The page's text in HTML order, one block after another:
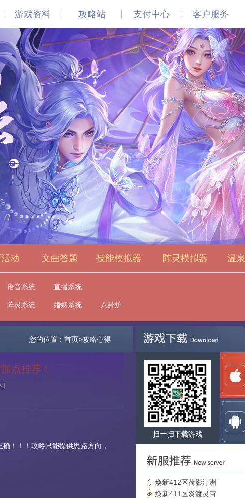
游戏资料 攻略站
游戏资讯
攻略心得
最新活动
文曲答题
技能模拟器
阵灵模拟器
支付中心 客户服务
动 文曲答题 技能模拟器 阵灵模拟器 温
语音系统 直播系统
阵灵系统 婚姻系统 八卦炉
您的位置：首页>攻略心得
点推荐！
]
！！！攻略只能提供思路方向，
扫一扫下载游戏
焕新412区荷影汀洲
焕新411区炎渡灵霄